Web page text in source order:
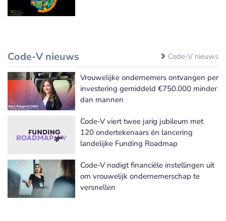
Code-V nieuws Code-V nieuws
Vrouwelijke ondernemers ontvangen per
investering gemiddeld €750.000 minder
dan mannen
Code-V viert twee jarig jubileum met
120 ondertekenaars én lancering
landelijke Funding Roadmap
Code-V nodigt financiële instellingen uit
om vrouwelijk ondernemerschap te
versnellen